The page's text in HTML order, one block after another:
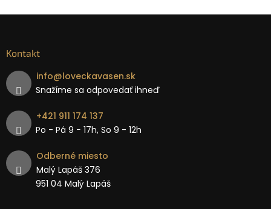
Kontakt
info@loveckavasen.sk
Snažíme sa odpovedať ihneď
+421 911 174 137
Po - Pá 9 − 17h, So 9 - 12h
Odberné miesto
Malý Lapáš 376
951 04 Malý Lapáš